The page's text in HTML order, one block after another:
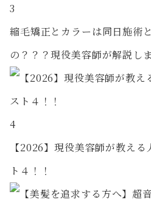
3
縮毛矯正とカラーは同日施術
の？？？現役美容師が解説し
4
【2026】現役美容師が教え
ト４！！